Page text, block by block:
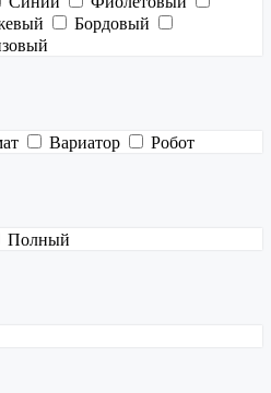
Бордовый
Вариатор
Робот
Полный